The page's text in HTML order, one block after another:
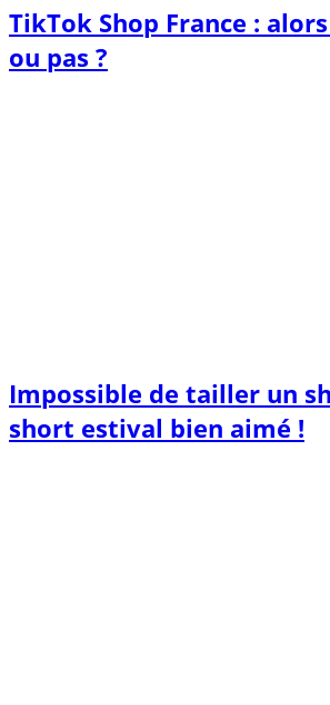
TikTok Shop France :
ou pas ?
Impossible de tailler un
short estival bien aimé !